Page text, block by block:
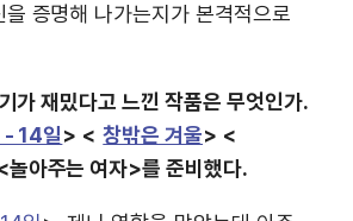
증명해 나가는지가 본격적으로
가 재밌다고 느낀 작품은 무엇인가.
- 14일> < 창밖은 겨울> <
아주는 여자>를 준비했다.